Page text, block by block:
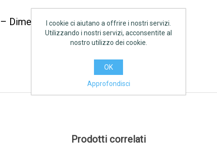
– Dimensione: Mm 350
Prodotti correlati
I cookie ci aiutano a offrire i nostri servizi.
Utilizzando i nostri servizi, acconsentite al
nostro utilizzo dei cookie.
OK
Approfondisci